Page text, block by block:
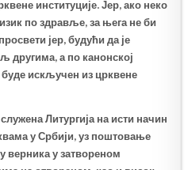
институције. Јер, ако неко
по здравље, за њега не би
јер, будући да је
другима, а по канонској
искључен из црквене
Литургија на исти начин
у Србији, уз поштовање
верника у затвореном